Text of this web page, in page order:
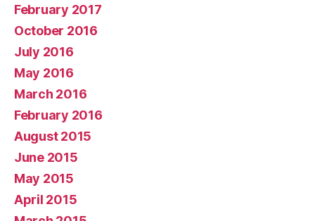
February 2017
October 2016
July 2016
May 2016
March 2016
February 2016
August 2015
June 2015
May 2015
April 2015